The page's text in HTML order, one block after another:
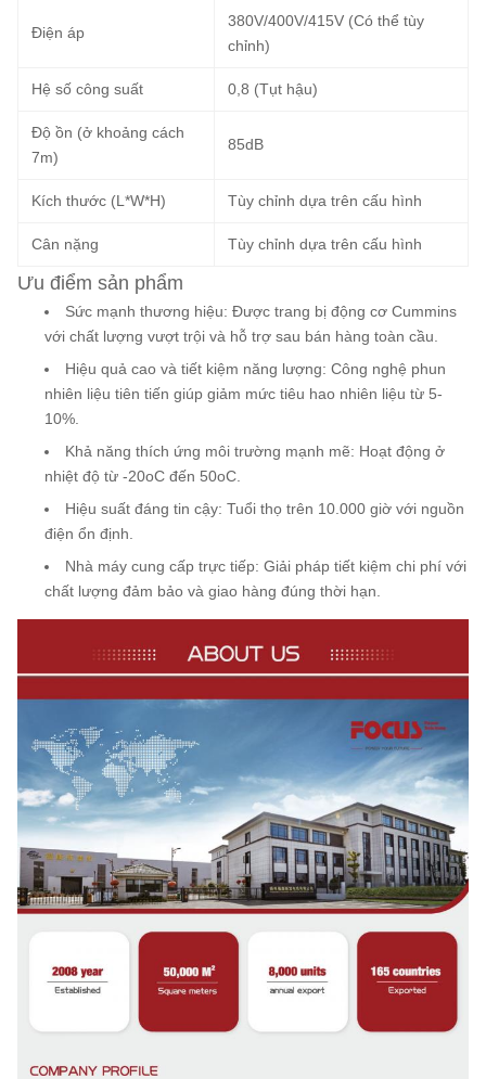
Điện áp
380V/400V/415V (Có thể tùy
chỉnh)
Hệ số công suất 0,8 (Tụt hậu)
Độ ồn (ở khoảng cách
7m)
85dB
Kích thước (L*W*H) Tùy chỉnh dựa trên cấu hình
Cân nặng Tùy chỉnh dựa trên cấu hình
Ưu điểm sản phẩm
Sức mạnh thương hiệu: Được trang bị động cơ Cummins
với chất lượng vượt trội và hỗ trợ sau bán hàng toàn cầu.
Hiệu quả cao và tiết kiệm năng lượng: Công nghệ phun
nhiên liệu tiên tiến giúp giảm mức tiêu hao nhiên liệu từ 5-
10%.
Khả năng thích ứng môi trường mạnh mẽ: Hoạt động ở
nhiệt độ từ -20oC đến 50oC.
Hiệu suất đáng tin cậy: Tuổi thọ trên 10.000 giờ với nguồn
điện ổn định.
Nhà máy cung cấp trực tiếp: Giải pháp tiết kiệm chi phí với
chất lượng đảm bảo và giao hàng đúng thời hạn.